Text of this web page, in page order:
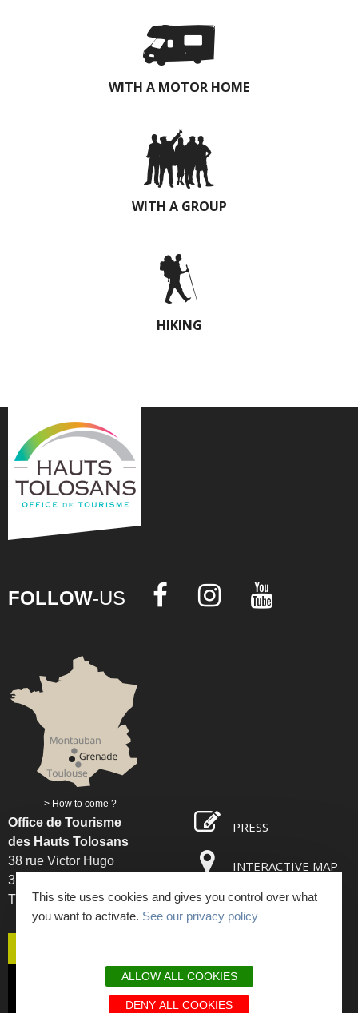
WITH A MOTOR HOME
WITH A GROUP
HIKING
FOLLOW-US
How to come ?
Office de Tourisme
des Hauts Tolosans
38 rue Victor Hugo
31330 Grenade sur Garonne
Tél. : 05 61 82 93 85
PRESS
INTERACTIVE MAP
OPENING TIMES
SUBSCRIBE
This site uses cookies and gives you control over what
you want to activate. See our privacy policy
ALLOW ALL COOKIES
DENY ALL COOKIES